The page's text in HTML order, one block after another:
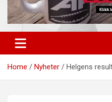
Home Nyheter Helgens